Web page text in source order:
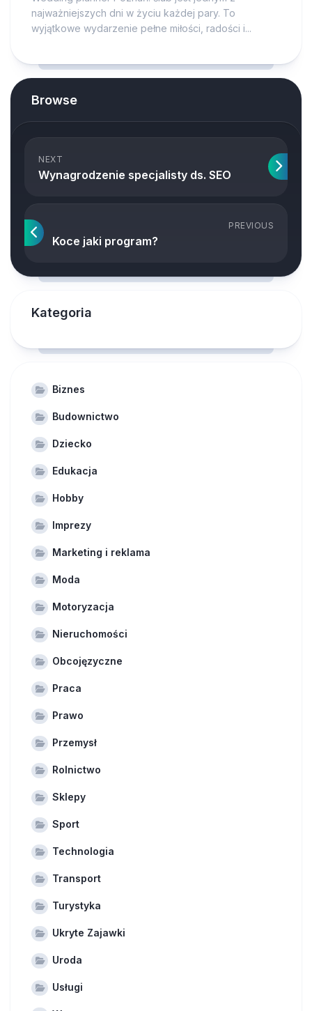
najważniejszych dni w życiu każdej pary. To
wyjątkowe wydarzenie pełne miłości, radości i...
Browse
NEXT
Wynagrodzenie specjalisty ds. SEO
PREVIOUS
Koce jaki program?
Kategoria
Biznes
Budownictwo
Dziecko
Edukacja
Hobby
Imprezy
Marketing i reklama
Moda
Motoryzacja
Nieruchomości
Obcojęzyczne
Praca
Prawo
Przemysł
Rolnictwo
Sklepy
Sport
Technologia
Transport
Turystyka
Ukryte Zajawki
Uroda
Usługi